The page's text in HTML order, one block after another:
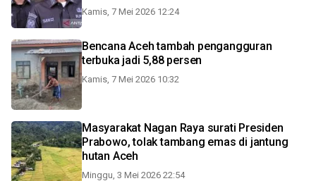
Kamis, 7 Mei 2026 12:24
Bencana Aceh tambah pengangguran
terbuka jadi 5,88 persen
Kamis, 7 Mei 2026 10:32
Masyarakat Nagan Raya surati Presiden
Prabowo, tolak tambang emas di jantung
hutan Aceh
Minggu, 3 Mei 2026 22:54